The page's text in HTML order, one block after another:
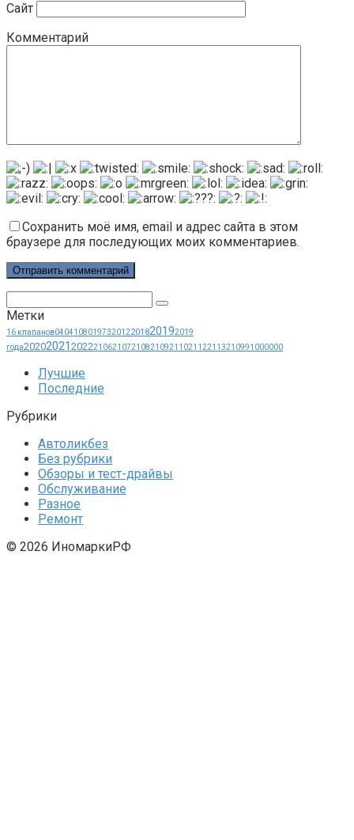
Сайт
Комментарий
Сохранить моё имя, email и адрес сайта в этом
браузере для последующих моих комментариев.
Метки
16 клапанов0404108019732012201820192019
года20202021 20222106210721082109211021122113210991000000
Лучшие
Последние
Рубрики
Автоликбез
Без рубрики
Обзоры и тест-драйвы
Обслуживание
Разное
Ремонт
© 2026 ИномаркиРФ